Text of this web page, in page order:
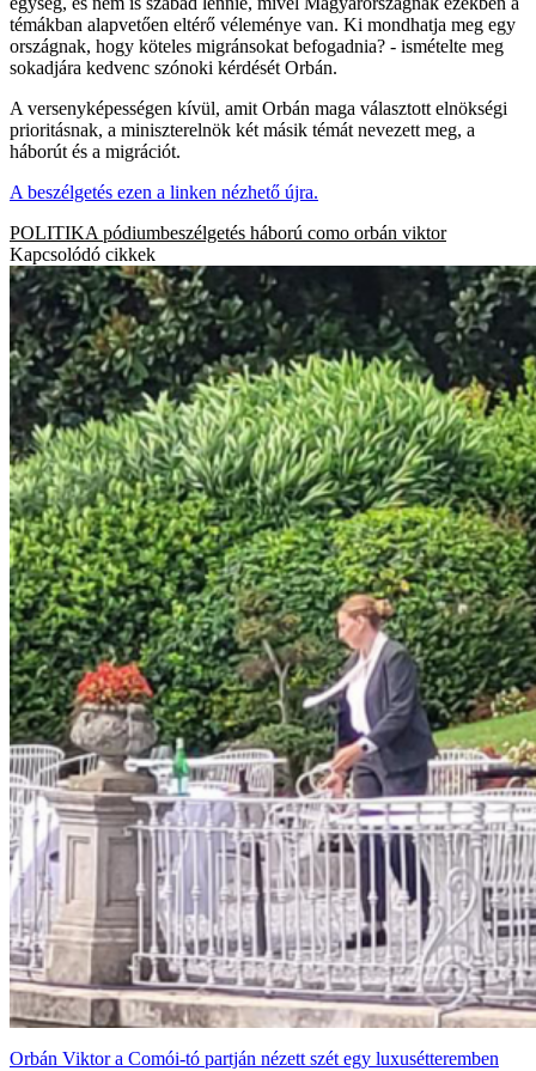
témákban alapvetően eltérő véleménye van. Ki mondhatja meg egy
országnak, hogy köteles migránsokat befogadnia? - ismételte meg
sokadjára kedvenc szónoki kérdését Orbán.
A versenyképességen kívül, amit Orbán maga választott elnökségi
prioritásnak, a miniszterelnök két másik témát nevezett meg, a
háborút és a migrációt.
A beszélgetés ezen a linken nézhető újra.
POLITIKA pódiumbeszélgetés háború como orbán viktor
Kapcsolódó cikkek
Orbán Viktor a Comói-tó partján nézett szét egy luxusétteremben